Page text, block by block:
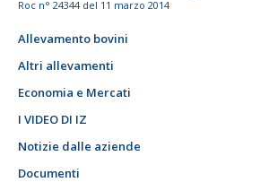
Roc n° 24344 del 11 marzo 2014
Allevamento bovini
Altri allevamenti
Economia e Mercati
I VIDEO DI IZ
Notizie dalle aziende
Documenti